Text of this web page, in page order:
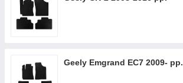
Geely Emgrand EC7 2009- рр.